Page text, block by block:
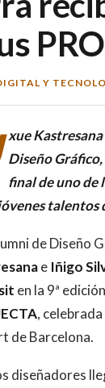
Y
xue
Diseño
final de uno de
talentos
de Diseño
e Iñigo
en la 9ª
,
de Barcelona.
diseñadores